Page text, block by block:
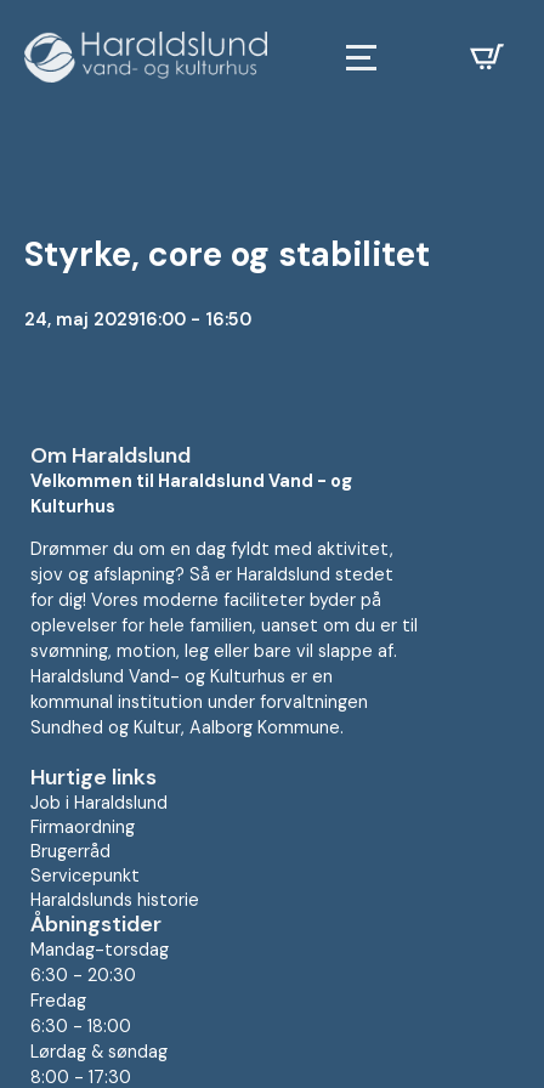
Styrke, core og stabilitet
24, maj 202916:00 - 16:50
Om Haraldslund
Velkommen til Haraldslund Vand - og
Kulturhus
Drømmer du om en dag fyldt med aktivitet,
sjov og afslapning? Så er Haraldslund stedet
for dig! Vores moderne faciliteter byder på
oplevelser for hele familien, uanset om du er til
svømning, motion, leg eller bare vil slappe af.
Haraldslund Vand- og Kulturhus er en
kommunal institution under forvaltningen
Sundhed og Kultur, Aalborg Kommune.
Hurtige links
Job i Haraldslund
Firmaordning
Brugerråd
Servicepunkt
Haraldslunds historie
Åbningstider
Mandag-torsdag
6:30 - 20:30
Fredag
6:30 - 18:00
Lørdag & søndag
8:00 - 17:30